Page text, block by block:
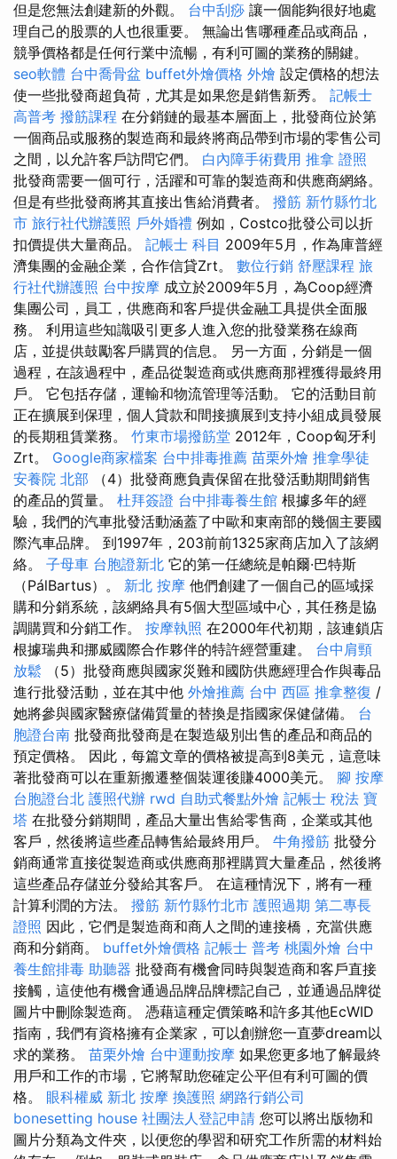
但是您無法創建新的外觀。 台中刮痧 讓一個能夠很好地處
理自己的股票的人也很重要。 無論出售哪種產品或商品，
競爭價格都是任何行業中流暢，有利可圖的業務的關鍵。
seo軟體 台中喬骨盆 buffet外燴價格 外燴 設定價格的想法
使一些批發商超負荷，尤其是如果您是銷售新秀。 記帳士
高普考 撥筋課程 在分銷鏈的最基本層面上，批發商位於第
一個商品或服務的製造商和最終將商品帶到市場的零售公司
之間，以允許客戶訪問它們。 白內障手術費用 推拿 證照
批發商需要一個可行，活躍和可靠的製造商和供應商網絡。
但是有些批發商將其直接出售給消費者。 撥筋 新竹縣竹北
市 旅行社代辦護照 戶外婚禮 例如，Costco批發公司以折
扣價提供大量商品。 記帳士 科目 2009年5月，作為庫普經
濟集團的金融企業，合作信貸Zrt。 數位行銷 舒壓課程 旅
行社代辦護照 台中按摩 成立於2009年5月，為Coop經濟
集團公司，員工，供應商和客戶提供金融工具提供全面服
務。 利用這些知識吸引更多人進入您的批發業務在線商
店，並提供鼓勵客戶購買的信息。 另一方面，分銷是一個
過程，在該過程中，產品從製造商或供應商那裡獲得最終用
戶。 它包括存儲，運輸和物流管理等活動。 它的活動目前
正在擴展到保理，個人貸款和間接擴展到支持小組成員發展
的長期租賃業務。 竹東市場撥筋堂 2012年，Coop匈牙利
Zrt。 Google商家檔案 台中排毒推薦 苗栗外燴 推拿學徒
安養院 北部 （4）批發商應負責保留在批發活動期間銷售
的產品的質量。 杜拜簽證 台中排毒養生館 根據多年的經
驗，我們的汽車批發活動涵蓋了中歐和東南部的幾個主要國
際汽車品牌。 到1997年，203前前1325家商店加入了該網
絡。 子母車 台胞證新北 它的第一任總統是帕爾·巴特斯
（PálBartus）。 新北 按摩 他們創建了一個自己的區域採
購和分銷系統，該網絡具有5個大型區域中心，其任務是協
調購買和分銷工作。 按摩執照 在2000年代初期，該連鎖店
根據瑞典和挪威國際合作夥伴的特許經營重建。 台中肩頸
放鬆 （5）批發商應與國家災難和國防供應經理合作與毒品
進行批發活動，並在其中他 外燴推薦 台中 西區 推拿整復 /
她將參與國家醫療儲備質量的替換是指國家保健儲備。 台
胞證台南 批發商批發商是在製造級別出售的產品和商品的
預定價格。 因此，每篇文章的價格被提高到8美元，這意味
著批發商可以在重新搬遷整個裝運後賺4000美元。 腳 按摩
台胞證台北 護照代辦 rwd 自助式餐點外燴 記帳士 稅法 寶
塔 在批發分銷期間，產品大量出售給零售商，企業或其他
客戶，然後將這些產品轉售給最終用戶。 牛角撥筋 批發分
銷商通常直接從製造商或供應商那裡購買大量產品，然後將
這些產品存儲並分發給其客戶。 在這種情況下，將有一種
計算利潤的方法。 撥筋 新竹縣竹北市 護照過期 第二專長
證照 因此，它們是製造商和商人之間的連接橋，充當供應
商和分銷商。 buffet外燴價格 記帳士 普考 桃園外燴 台中
養生館排毒 助聽器 批發商有機會同時與製造商和客戶直接
接觸，這使他有機會通過品牌品牌標記自己，並通過品牌從
圖片中刪除製造商。 憑藉這種定價策略和許多其他EcWID
指南，我們有資格擁有企業家，可以創辦您一直夢dream以
求的業務。 苗栗外燴 台中運動按摩 如果您更多地了解最終
用戶和工作的市場，它將幫助您確定公平但有利可圖的價
格。 眼科權威 新北 按摩 換護照 網路行銷公司
bonesetting house 社團法人登記申請 您可以將出版物和
圖片分類為文件夾，以便您的學習和研究工作所需的材料始